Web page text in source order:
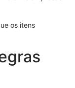
os itens